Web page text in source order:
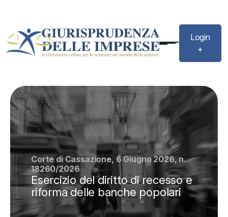
Login
+
Corte di Cassazione, 6 Giugno 2026, n.
18260/2026
Esercizio del diritto di recesso e
riforma delle banche popolari